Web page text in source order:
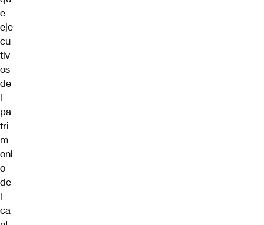
e
eje
cu
tiv
os
de
l
pa
tri
m
oni
o
de
l
ca